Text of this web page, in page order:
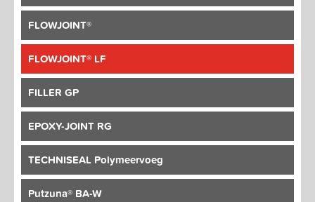
FLOWJOINT®
FLOWJOINT® LF
FILLER GP
EPOXY-JOINT RG
TECHNISEAL Polymeervoeg
Putzuna® BA-W